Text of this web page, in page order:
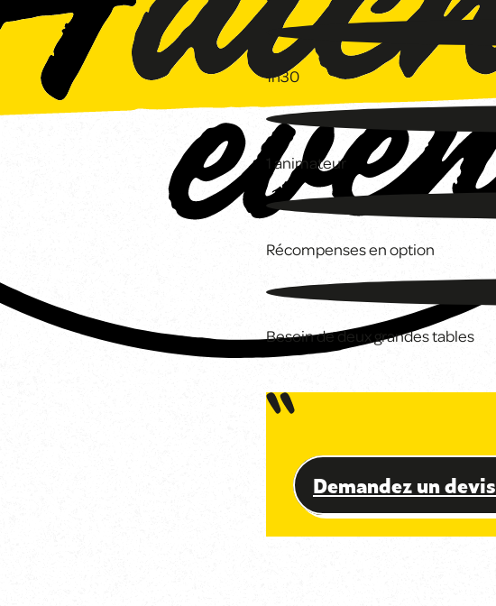
1h30
1 animateur
Récompenses en option
Besoin de deux grandes tables
Demandez un devis